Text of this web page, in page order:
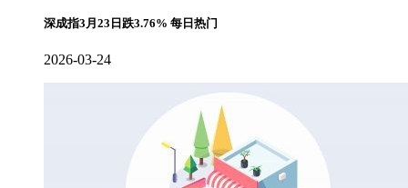
深成指3月23日跌3.76% 每日热门
2026-03-24